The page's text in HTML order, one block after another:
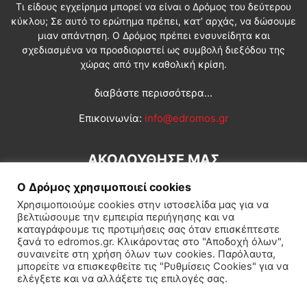
Τι είδους εγχείρημα μπορεί να είναι ο Δρόμος του δεύτερου
κύκλου; Σε αυτό το ερώτημα πρέπει, κατ’ αρχάς, να δώσουμε
μιαν απάντηση. Ο Δρόμος πρέπει ενσυνείδητα και
σχεδιασμένα να προσδιοριστεί ως συμβολή διεξόδου της
χώρας από την καθολική κρίση.
διαβάστε περισσότερα...
Επικοινωνία: info@edromos.gr
ΑΚΟΛΟΥΘΗΣΕ ΜΑΣ
Εγγραφή συνδρομητή Πολιτική Διεθνή Κοινωνία
Πολιτισμός Αφιερώματα
Ο Δρόμος χρησιμοποιεί cookies
Χρησιμοποιούμε cookies στην ιστοσελίδα μας για να
βελτιώσουμε την εμπειρία περιήγησης και να
καταγράφουμε τις προτιμήσεις σας όταν επισκέπτεστε
ξανά το edromos.gr. Κλικάροντας στο "Αποδοχή όλων",
συναινείτε στη χρήση όλων των cookies. Παρόλαυτα,
μπορείτε να επισκεφθείτε τις "Ρυθμίσεις Cookies" για να
ελέγξετε και να αλλάξετε τις επιλογές σας.